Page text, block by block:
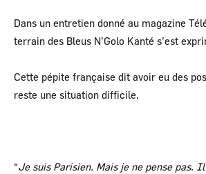
Dans un entretien donné au magazine
terrain des Bleus N’Golo Kanté s’est
Cette pépite française dit avoir eu des
reste une situation difficile.
“Je suis Parisien. Mais je ne pense pas. Il